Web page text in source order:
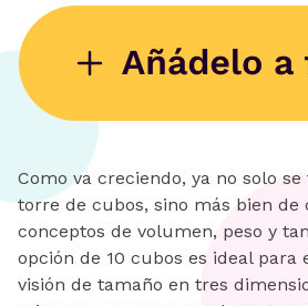
Como va creciendo, ya no solo
torre de cubos, sino más bien de
conceptos de volumen, peso y
opción de 10 cubos es ideal para
visión de tamaño en tres